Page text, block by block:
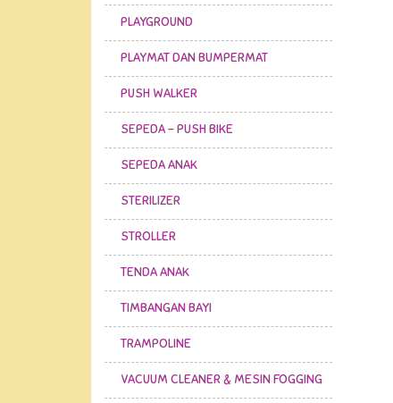
PLAYGROUND
PLAYMAT DAN BUMPERMAT
PUSH WALKER
SEPEDA - PUSH BIKE
SEPEDA ANAK
STERILIZER
STROLLER
TENDA ANAK
TIMBANGAN BAYI
TRAMPOLINE
VACUUM CLEANER & MESIN FOGGING